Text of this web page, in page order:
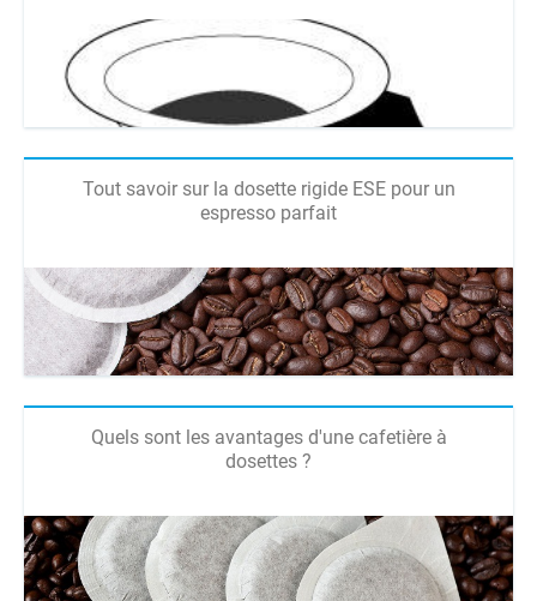
Tout savoir sur la dosette rigide ESE pour un
espresso parfait
Quels sont les avantages d'une cafetière à
dosettes ?